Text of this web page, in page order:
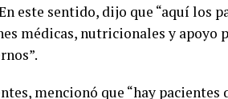
este sentido, dijo que “aquí los
médicas, nutricionales y apoyo
mencionó que “hay pacientes